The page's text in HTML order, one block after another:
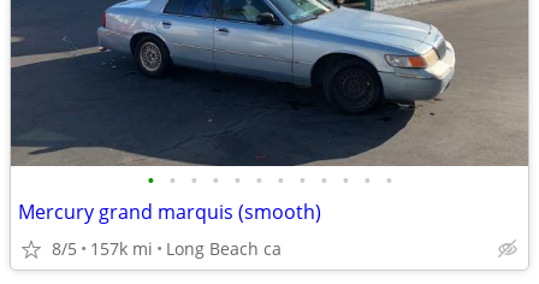
• • • • • • • • • • • •
Mercury grand marquis (smooth)
8/5 157k mi Long Beach ca